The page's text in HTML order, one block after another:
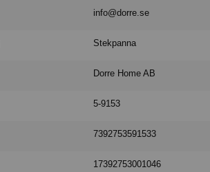
info@dorre.se
Stekpanna
Dorre Home AB
5-9153
7392753591533
17392753001046